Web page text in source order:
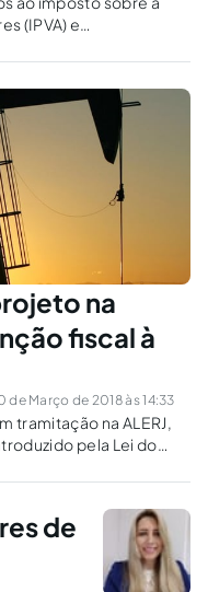
(IPVA) e
destinada às pessoas
na
fiscal à
Março de 2018 às 14:33
tramitação na ALERJ,
pela Lei do
tenha o benefício
de